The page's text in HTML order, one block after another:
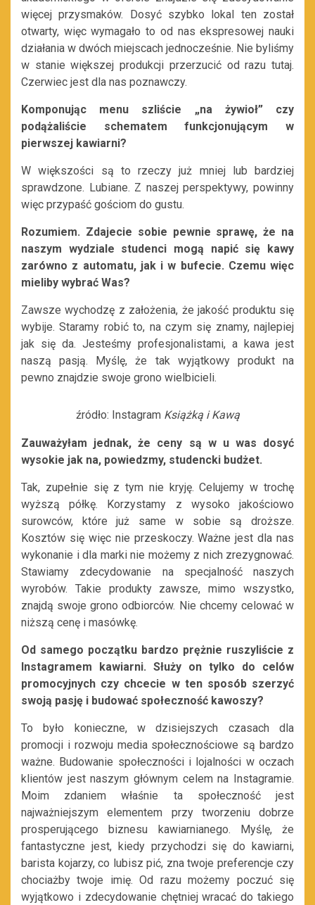
więcej przysmaków. Dosyć szybko lokal ten został
otwarty, więc wymagało to od nas ekspresowej nauki
działania w dwóch miejscach jednocześnie. Nie byliśmy
w stanie większej produkcji przerzucić od razu tutaj.
Czerwiec jest dla nas poznawczy.
Komponując menu szliście „na żywioł” czy
podążaliście schematem funkcjonującym w
pierwszej kawiarni?
W większości są to rzeczy już mniej lub bardziej
sprawdzone. Lubiane. Z naszej perspektywy, powinny
więc przypaść gościom do gustu.
Rozumiem. Zdajecie sobie pewnie sprawę, że na
naszym wydziale studenci mogą napić się kawy
zarówno z automatu, jak i w bufecie. Czemu więc
mieliby wybrać Was?
Zawsze wychodzę z założenia, że jakość produktu się
wybije. Staramy robić to, na czym się znamy, najlepiej
jak się da. Jesteśmy profesjonalistami, a kawa jest
naszą pasją. Myślę, że tak wyjątkowy produkt na
pewno znajdzie swoje grono wielbicieli.
źródło: Instagram Książką i Kawą
Zauważyłam jednak, że ceny są w u was dosyć
wysokie jak na, powiedzmy, studencki budżet.
Tak, zupełnie się z tym nie kryję. Celujemy w trochę
wyższą półkę. Korzystamy z wysoko jakościowo
surowców, które już same w sobie są droższe.
Kosztów się więc nie przeskoczy. Ważne jest dla nas
wykonanie i dla marki nie możemy z nich zrezygnować.
Stawiamy zdecydowanie na specjalność naszych
wyrobów. Takie produkty zawsze, mimo wszystko,
znajdą swoje grono odbiorców. Nie chcemy celować w
niższą cenę i masówkę.
Od samego początku bardzo prężnie ruszyliście z
Instagramem kawiarni. Służy on tylko do celów
promocyjnych czy chcecie w ten sposób szerzyć
swoją pasję i budować społeczność kawoszy?
To było konieczne, w dzisiejszych czasach dla
promocji i rozwoju media społecznościowe są bardzo
ważne. Budowanie społeczności i lojalności w oczach
klientów jest naszym głównym celem na Instagramie.
Moim zdaniem właśnie ta społeczność jest
najważniejszym elementem przy tworzeniu dobrze
prosperującego biznesu kawiarnianego. Myślę, że
fantastyczne jest, kiedy przychodzi się do kawiarni,
barista kojarzy, co lubisz pić, zna twoje preferencje czy
chociażby twoje imię. Od razu możemy poczuć się
wyjątkowo i zdecydowanie chętniej wracać do takiego